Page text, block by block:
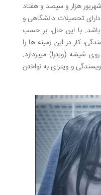
هزار و سیصد و هفتاد
تحصیلات دانشگاهی و
با این حال، بر حسب
کار در این زمینه ها را
شیشه (ویترا) میپردازد.
و ویترای به نواختن